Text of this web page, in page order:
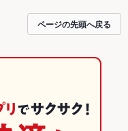
ページの先頭へ戻る